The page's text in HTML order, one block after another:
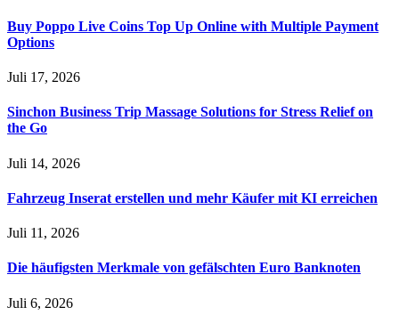
Buy Poppo Live Coins Top Up Online with Multiple Payment
Options
Juli 17, 2026
Sinchon Business Trip Massage Solutions for Stress Relief on
the Go
Juli 14, 2026
Fahrzeug Inserat erstellen und mehr Käufer mit KI erreichen
Juli 11, 2026
Die häufigsten Merkmale von gefälschten Euro Banknoten
Juli 6, 2026